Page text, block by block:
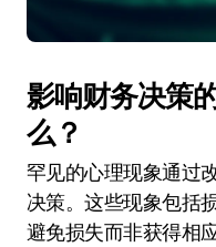
影响财务决策
么？
罕见的心理现象通过
决策。这些现象包括
避免损失而非获得相